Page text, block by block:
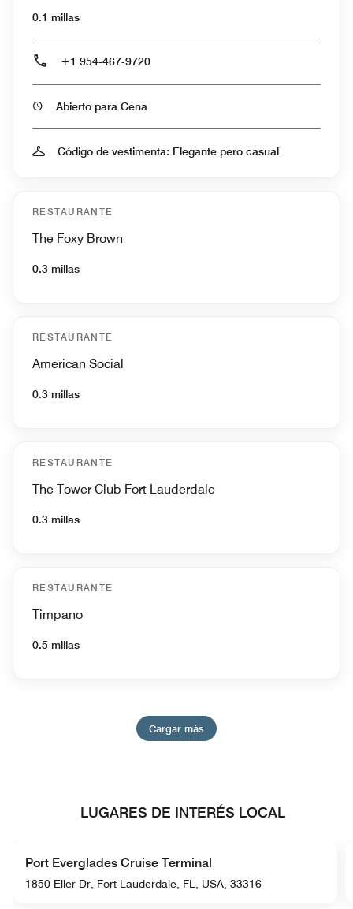
0.1 millas
+1 954-467-9720
Abierto para Cena
Código de vestimenta: Elegante pero casual
RESTAURANTE
The Foxy Brown
0.3 millas
RESTAURANTE
American Social
0.3 millas
RESTAURANTE
The Tower Club Fort Lauderdale
0.3 millas
RESTAURANTE
Timpano
0.5 millas
Cargar más
LUGARES DE INTERÉS LOCAL
Port Everglades Cruise Terminal
1850 Eller Dr, Fort Lauderdale, FL, USA, 33316